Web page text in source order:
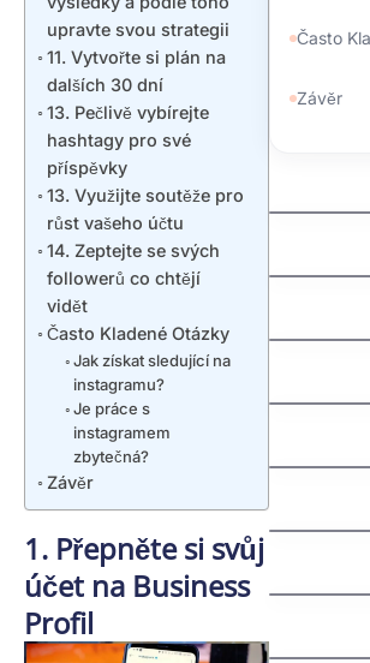
upravte svou strategii
11. Vytvořte si plán na
dalších 30 dní
13. Pečlivě vybírejte
hashtagy pro své
příspěvky
13. Využijte soutěže pro
růst vašeho účtu
14. Zeptejte se svých
followerů co chtějí
vidět
Často Kladené Otázky
Jak získat sledující na
instagramu?
Je práce s
instagramem
zbytečná?
Závěr
1. Přepněte si svůj
účet na Business
Profil
Často
Závěr